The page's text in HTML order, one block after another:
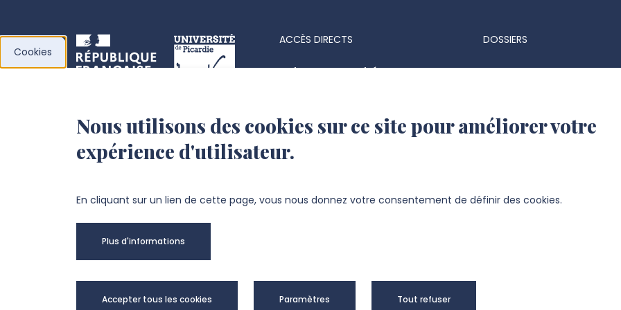
l’Université de
Picardie Jules Verne
Chemin du Thil
+33 3 22 82 72 72
ACCÈS DIRECTS
Achats & marchés
Fiche d'identité UPJV
Offres d'emploi
DOSSIERS
Espace Presse
Université de Picardie Jules Verne -
@Copyright 2024
Cookies
Nous utilisons des cookies sur ce site pour améliorer votre
expérience d'utilisateur.
En cliquant sur un lien de cette page, vous nous donnez votre consentement de définir des cookies.
Plus d'informations
Accepter tous les cookies Paramètres Tout refuser